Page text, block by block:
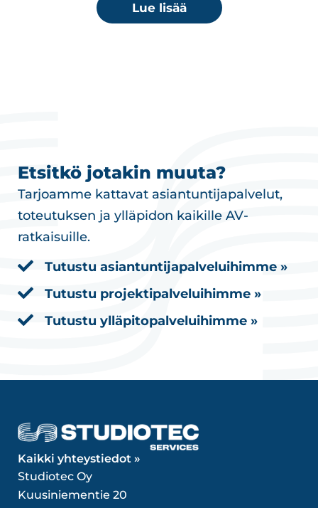
Lue lisää
Etsitkö jotakin muuta?
Tarjoamme kattavat asiantuntijapalvelut,
toteutuksen ja ylläpidon kaikille AV-
ratkaisuille.
Tutustu asiantuntijapalveluihimme »
Tutustu projektipalveluihimme »
Tutustu ylläpitopalveluihimme »
Kaikki yhteystiedot »
Studiotec Oy
Kuusiniementie 20